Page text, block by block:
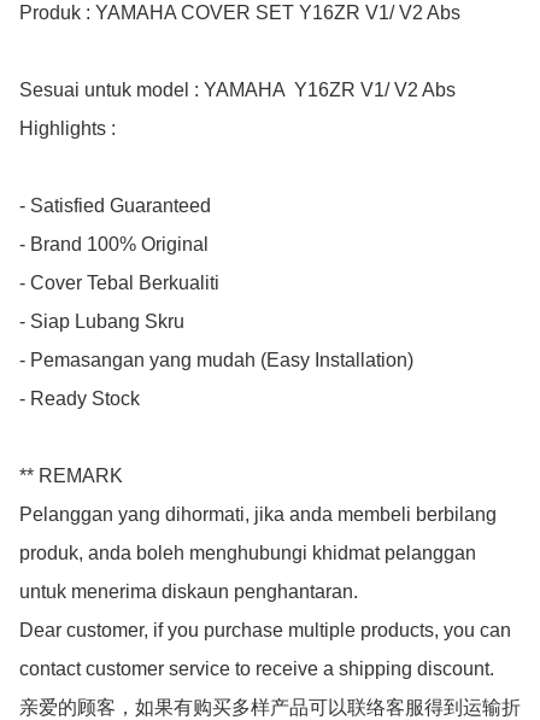
Produk : YAMAHA COVER SET Y16ZR V1/ V2 Abs
Sesuai untuk model : YAMAHA  Y16ZR V1/ V2 Abs
Highlights :
- Satisfied Guaranteed
- Brand 100% Original
- Cover Tebal Berkualiti
- Siap Lubang Skru
- Pemasangan yang mudah (Easy Installation)
- Ready Stock
** REMARK
Pelanggan yang dihormati, jika anda membeli berbilang
produk, anda boleh menghubungi khidmat pelanggan
untuk menerima diskaun penghantaran.
Dear customer, if you purchase multiple products, you can
contact customer service to receive a shipping discount.
亲爱的顾客，如果有购买多样产品可以联络客服得到运输折